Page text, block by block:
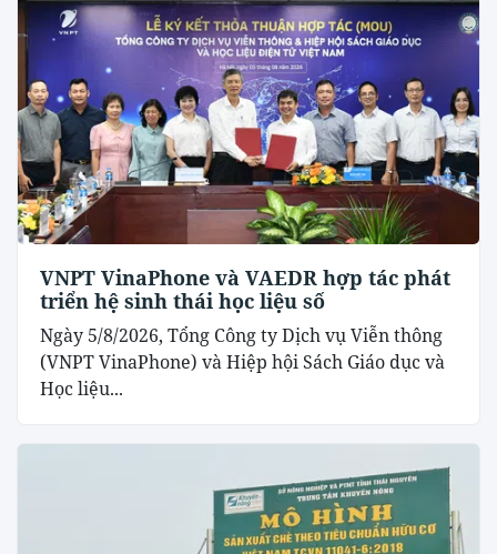
VNPT VinaPhone và VAEDR hợp tác phát
triển hệ sinh thái học liệu số
Ngày 5/8/2026, Tổng Công ty Dịch vụ Viễn thông
(VNPT VinaPhone) và Hiệp hội Sách Giáo dục và
Học liệu...